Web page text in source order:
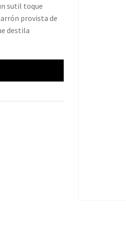
sutil toque
provista de
destila